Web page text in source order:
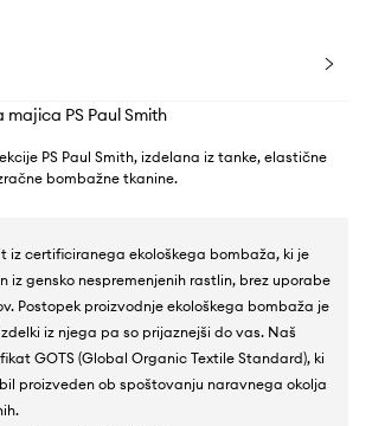
PS Paul Smith
PS Paul Smith, izdelana iz tanke, elastične
bombažne tkanine.
iz certificiranega ekološkega bombaža, ki je
iz gensko nespremenjenih rastlin, brez uporabe
Postopek proizvodnje ekološkega bombaža je
iz njega pa so prijaznejši do vas. Naš
GOTS (Global Organic Textile Standard), ki
proizveden ob spoštovanju naravnega okolja